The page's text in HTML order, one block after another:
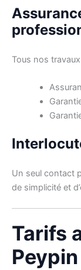
Tous nos
Un seul contact
de simplicité et
Tarifs
Peypin